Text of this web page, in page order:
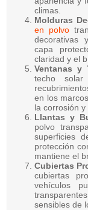
climas.
Molduras
en polvo
decorativas
capa
claridad y el
Ventanas y
techo
en los
la corrosión y
Llantas y
polvo
superficies
protección
mantiene el
Cubiertas
cubiertas
vehículos
sensibles de